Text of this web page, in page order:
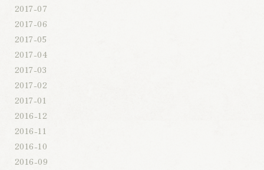
2017-07
2017-06
2017-05
2017-04
2017-03
2017-02
2017-01
2016-12
2016-11
2016-10
2016-09